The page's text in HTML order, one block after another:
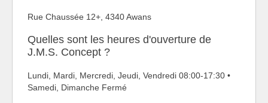
Rue Chaussée 12+, 4340 Awans
Quelles sont les heures d'ouverture de
J.M.S. Concept ?
Lundi, Mardi, Mercredi, Jeudi, Vendredi 08:00-17:30 •
Samedi, Dimanche Fermé